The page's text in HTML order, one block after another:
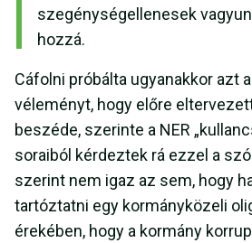
szegénységellenesek
hozzá.
Cáfolni próbálta ugyanakkor azt
véleményt, hogy előre
beszéde, szerinte a NER
soraiból kérdeztek rá ezzel a
szerint nem igaz az sem, hogy
tartóztatni egy kormányközeli
érekében, hogy a kormány